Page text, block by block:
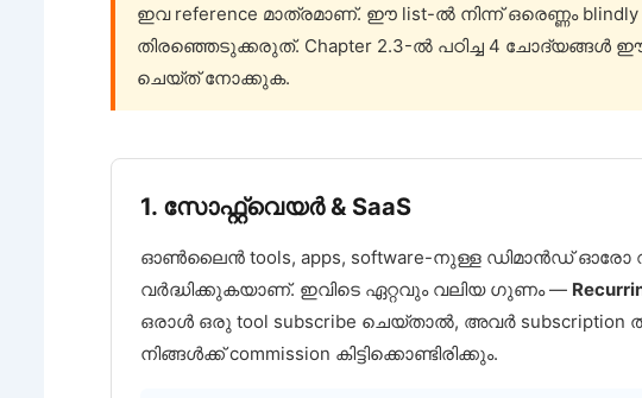
ഇവ reference മാത്രമാണ്. ഈ list-ൽ നിന്ന് ഒരെണ്ണം blindly
തിരഞ്ഞെടുക്കരുത്. Chapter 2.3-ൽ പഠിച്ച 4 ചോദ്യങ്ങൾ ഈ
ചെയ്ത് നോക്കുക.
1. സോഫ്റ്റ്‌വെയർ & SaaS
ഓൺലൈൻ tools, apps, software-നുള്ള ഡിമാൻഡ്
വർദ്ധിക്കുകയാണ്. ഇവിടെ ഏറ്റവും വലിയ ഗുണം —
ഒരാൾ ഒരു tool subscribe ചെയ്താൽ, അവർ subscription
നിങ്ങൾക്ക് commission കിട്ടിക്കൊണ്ടിരിക്കും.